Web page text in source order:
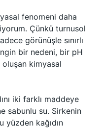
fenomeni daha
Çünkü turnusol
görünüşle sınırlı
bir nedeni, bir pH
kimyasal
iki farklı maddeye
sabunlu su. Sirkenin
kağıdın